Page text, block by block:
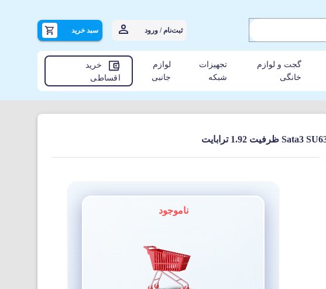
ثبت‌نام / ورود سبد خرید
گجت و لوازم
خانگی
تجهیزات
شبکه
لوازم
جانبی
خرید
اقساطی
ناموجود